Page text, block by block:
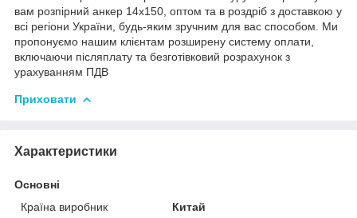
вам розпірний анкер 14х150, оптом та в роздріб з доставкою у
всі регіони України, будь-яким зручним для вас способом. Ми
пропонуємо нашим клієнтам розширену систему оплати,
включаючи післяплату та безготівковий розрахунок з
урахуванням ПДВ
Приховати
Характеристики
Основні
Країна виробник
Китай